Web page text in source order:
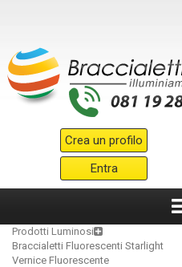
Crea un profilo
Entra
Prodotti Luminosi
Braccialetti Fluorescenti Starlight
Vernice Fluorescente